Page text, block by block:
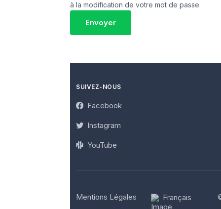
à la modification de votre mot de passe.
Envoyer
SUIVEZ-NOUS
Facebook
Instagram
YouTube
Mentions Légales Français